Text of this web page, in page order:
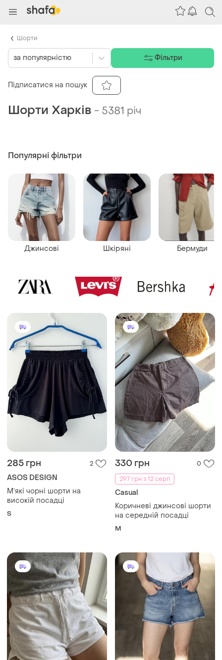
Шорти Харків - 5381 річ
285 грн 2
ASOS DESIGN
Мʼякі чорні шорти на
високій посадці
S
330 грн
0
297 грн з 12 серп
Casual
Коричневі джинсові шорти
на середній посадці
M
Популярні фільтри
Джинсові Шкіряні Бермуди
за популярністю Фільтри
Підписатися на пошук
Шорти